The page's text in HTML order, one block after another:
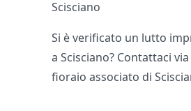
Scisciano
Si è verificato un lutto
a Scisciano? Contattaci
fioraio associato di